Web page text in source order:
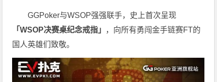
GGPoker与WSOP强强联手，史上首次呈现
「WSOP决赛桌纪念戒指」 ，向所有勇闯金手链赛FT的
国人英雄们致敬。